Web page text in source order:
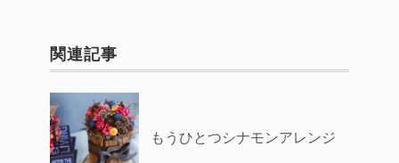
関連記事
もうひとつシナモンアレンジ